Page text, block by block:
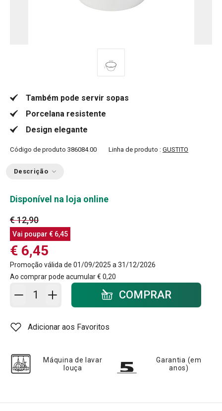
Também pode servir sopas
Porcelana resistente
Design elegante
Código de produto 386084.00 Linha de produto : GUSTITO
Descrição
Disponível na loja online
€ 12,90
Vai poupar € 6,45
€ 6,45
Promoção válida de 01/09/2025 a 31/12/2026
Ao comprar pode acumular€ 0,20
Adicionar ao carrinho - quantidadeCOMPRAR
Adicionar aos Favoritos
Máquina de lavar
louça
Garantia (em
anos)